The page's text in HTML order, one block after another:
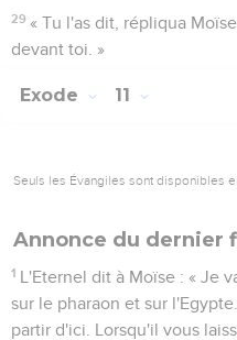
29 « Tu l'as dit, répliqua
devant toi. »
Exode 11
Seuls les Évangiles sont disponibles
Annonce du dernier
1 L'Eternel dit à Moïse : « Je
sur le pharaon et sur
partir d'ici. Lorsqu'il vous